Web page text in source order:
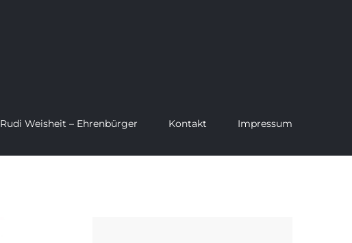
Rudi Weisheit – Ehrenbürger Kontakt Impressum